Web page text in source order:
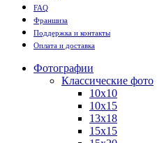
FAQ
Франшиза
Поддержка и контакты
Оплата и доставка
Фотографии
Классические фото
10х10
10х15
13х18
15х15